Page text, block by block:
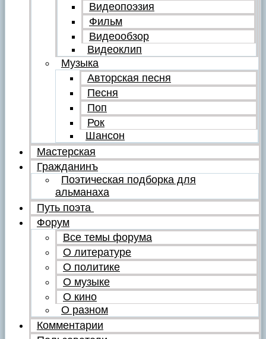
Видеопоэзия
Фильм
Видеообзор
Видеоклип
Музыка
Авторская песня
Песня
Поп
Рок
Шансон
Мастерская
Гражданинъ
Поэтическая подборка для
альманаха
Путь поэта
Форум
Все темы форума
О литературе
О политике
О музыке
О кино
О разном
Комментарии